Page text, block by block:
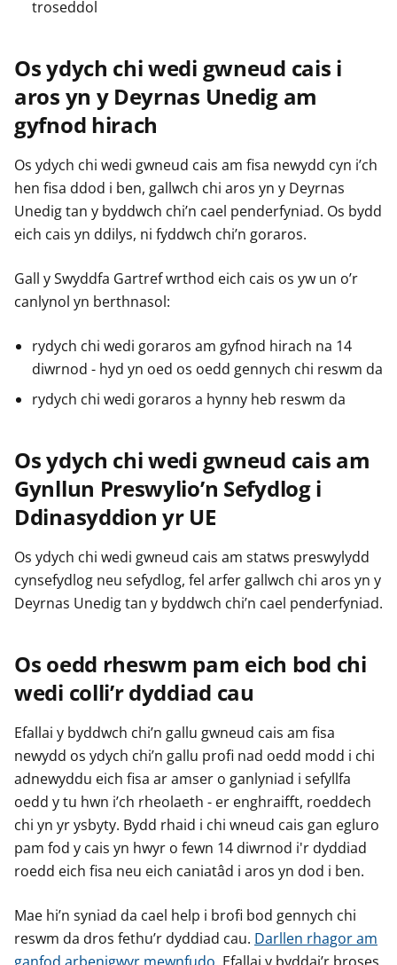
troseddol
Os ydych chi wedi gwneud cais i
aros yn y Deyrnas Unedig am
gyfnod hirach
Os ydych chi wedi gwneud cais am fisa newydd cyn i’ch
hen fisa ddod i ben, gallwch chi aros yn y Deyrnas
Unedig tan y byddwch chi’n cael penderfyniad. Os bydd
eich cais yn ddilys, ni fyddwch chi’n goraros.
Gall y Swyddfa Gartref wrthod eich cais os yw un o’r
canlynol yn berthnasol:
rydych chi wedi goraros am gyfnod hirach na 14
diwrnod - hyd yn oed os oedd gennych chi reswm da
rydych chi wedi goraros a hynny heb reswm da
Os ydych chi wedi gwneud cais am
Gynllun Preswylio’n Sefydlog i
Ddinasyddion yr UE
Os ydych chi wedi gwneud cais am statws preswylydd
cynsefydlog neu sefydlog, fel arfer gallwch chi aros yn y
Deyrnas Unedig tan y byddwch chi’n cael penderfyniad.
Os oedd rheswm pam eich bod chi
wedi colli’r dyddiad cau
Efallai y byddwch chi’n gallu gwneud cais am fisa
newydd os ydych chi’n gallu profi nad oedd modd i chi
adnewyddu eich fisa ar amser o ganlyniad i sefyllfa
oedd y tu hwn i’ch rheolaeth - er enghraifft, roeddech
chi yn yr ysbyty. Bydd rhaid i chi wneud cais gan egluro
pam fod y cais yn hwyr o fewn 14 diwrnod i'r dyddiad
roedd eich fisa neu eich caniatâd i aros yn dod i ben.
Mae hi’n syniad da cael help i brofi bod gennych chi
reswm da dros fethu’r dyddiad cau. Darllen rhagor am